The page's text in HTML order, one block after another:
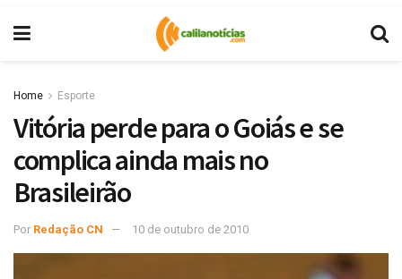
Home Esporte
Vitória perde para o Goiás e se
complica ainda mais no
Brasileirão
Por Redação CN 10 de outubro de 2010